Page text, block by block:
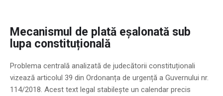
Mecanismul de plată eșalonată sub
lupa constituțională
Problema centrală analizată de judecătorii constituționali
vizează articolul 39 din Ordonanța de urgență a Guvernului nr.
114/2018. Acest text legal stabilește un calendar precis